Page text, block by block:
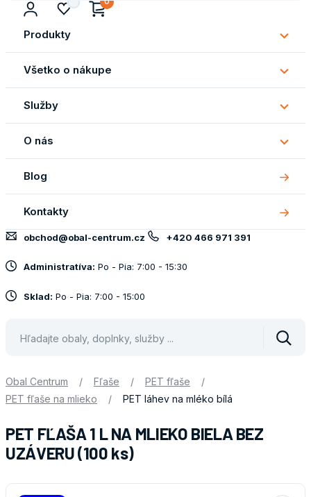
Produkty
Všetko o nákupe
o
Služby
O nás
O
nás
Blog
Kontakty
obchod@obal-centrum.cz +420 466 971 391
Administratíva: Po - Pia: 7:00 - 15:30
Sklad: Po - Pia: 7:00 - 15:00
Obal Centrum / Fľaše / PET fľaše
/
PET fľaše na mlieko
/ PET láhev na mléko bílá
PET FĽAŠA 1 L NA MLIEKO BIELA BEZ
UZÁVERU (100 ks)